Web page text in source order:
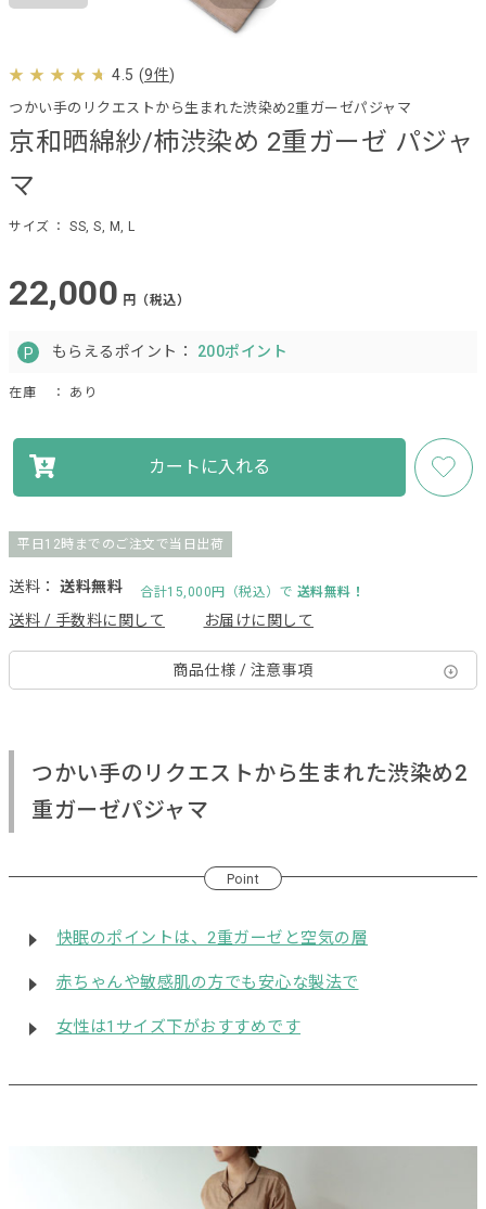
京和晒綿紗/柿渋染め 2重ガーゼ パジャ
マ
つかい手のリクエストから生まれた渋染め2重ガーゼパジャマ
サイズ ： SS, S, M, L
4.5 (9件)
22,000 円（税込）
もらえるポイント： 200ポイント
在庫 ： あり
カートに入れる
平日12時までのご注文で当日出荷
送料： 送料無料 合計15,000円（税込）で 送料無料！
送料 / 手数料に関して お届けに関して
商品仕様 / 注意事項
つかい手のリクエストから生まれた渋染め2
重ガーゼパジャマ
Point
快眠のポイントは、2重ガーゼと空気の層
赤ちゃんや敏感肌の方でも安心な製法で
女性は1サイズ下がおすすめです